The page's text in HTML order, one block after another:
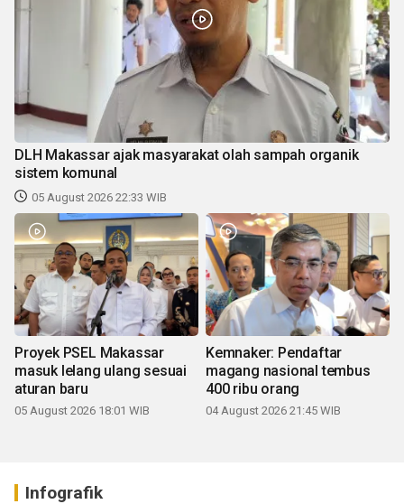
DLH Makassar ajak masyarakat olah sampah organik
sistem komunal
05 August 2026 22:33 WIB
Proyek PSEL Makassar
masuk lelang ulang sesuai
aturan baru
05 August 2026 18:01 WIB
Kemnaker: Pendaftar
magang nasional tembus
400 ribu orang
04 August 2026 21:45 WIB
Infografik